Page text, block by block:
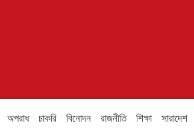
অপরাধ চাকরি বিনোদন রাজনীতি শিক্ষা সারাদেশ